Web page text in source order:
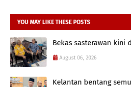
YOU MAY LIKE THESE POSTS
Bekas sasterawan kini
August 06, 2026
Kelantan bentang